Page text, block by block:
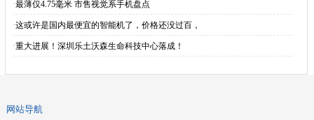
·最薄仅4.75毫米 市售视觉系手机盘点
·这或许是国内最便宜的智能机了，价格还没过百，
·重大进展！深圳乐土沃森生命科技中心落成！
网站导航